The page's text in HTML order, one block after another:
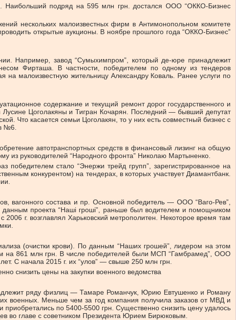
Наибольший подряд на 595 млн грн. достался ООО “ОККО-Бизнес
нескольких малоизвестных фирм в Антимонопольном комитете
открытые аукционы. В ноябре прошлого года “ОККО-Бизнес”
Например, завод “Сумыхимпром”, который де-юре принадлежит
Фирташа. В частности, победителем по одному из тендеров
на малоизвестную жительницу Александру Коваль. Ранее услуги по
содержание и текущий ремонт дорог государственного и
Лусине Цоголакяны и Тигран Кочарян. Последний — бывший депутат
Что касается семьи Цоголакян, то у них есть совместный бизнес с
№6.
автотранспортных средств в финансовый лизинг на общую
из руководителей “Народного фронта” Николаю Мартыненко.
победителем стало “Энержи трейд групп”, зарегистрированное на
конкурентом) на тендерах, в которых участвует Диамантбанк.
вагонного состава и пр. Основной победитель — ООО “Ваго-Рев”,
проекта “Наші гроші”, раньше был водителем и помощником
г. возглавлял Харьковский метрополитен. Некоторое время там
(очистки крови). По данным “Наших грошей”, лидером на этом
на 861 млн грн. В числе победителей были МСП “Гамбрамед”, ООО
С начала 2015 г. их “улов” — свыше 250 млн грн.
снизить цены на закупки военного ведомства
ряду физлиц — Тамаре Романчук, Юрию Евтушенко и Роману
военных. Меньше чем за год компания получила заказов от МВД и
по 5400-5500 грн. Существенно снизить цену удалось
во главе с советником Президента Юрием Бирюковым.